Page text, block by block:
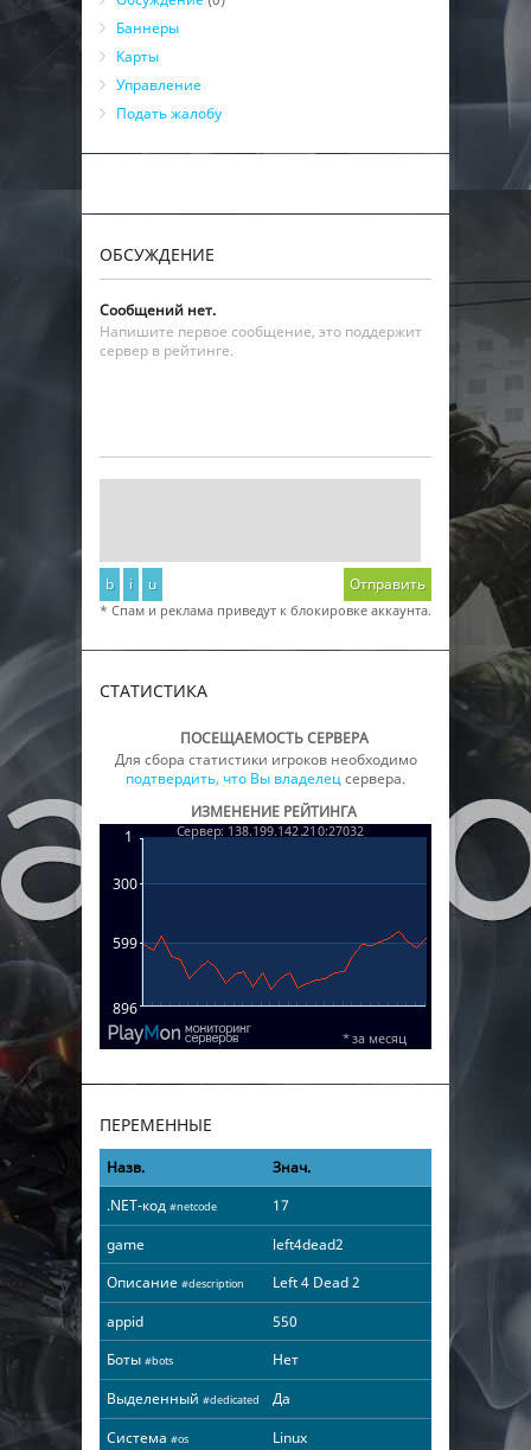
Баннеры
Карты
Управление
Подать жалобу
ОБСУЖДЕНИЕ
Сообщений нет.
Напишите первое сообщение, это поддержит
сервер в рейтинге.
b i u Отправить
* Спам и реклама приведут к блокировке аккаунта.
СТАТИСТИКА
ПОСЕЩАЕМОСТЬ СЕРВЕРА
Для сбора статистики игроков необходимо
подтвердить, что Вы владелецсервера.
ИЗМЕНЕНИЕ РЕЙТИНГА
ПЕРЕМЕННЫЕ
Назв.
Знач.
.NET-код #netcode
17
game
left4dead2
Описание #description
Left 4 Dead 2
appid
550
Боты #bots
Нет
Выделенный #dedicated
Да
Система #os
Linux